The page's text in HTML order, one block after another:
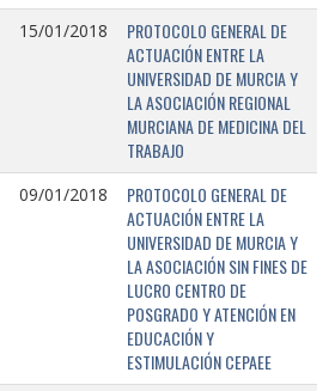
15/01/2018
PROTOCOLO GENERAL DE
ACTUACIÓN ENTRE LA
UNIVERSIDAD DE MURCIA Y
LA ASOCIACIÓN REGIONAL
MURCIANA DE MEDICINA DEL
TRABAJO
09/01/2018
PROTOCOLO GENERAL DE
ACTUACIÓN ENTRE LA
UNIVERSIDAD DE MURCIA Y
LA ASOCIACIÓN SIN FINES DE
LUCRO CENTRO DE
POSGRADO Y ATENCIÓN EN
EDUCACIÓN Y
ESTIMULACIÓN CEPAEE